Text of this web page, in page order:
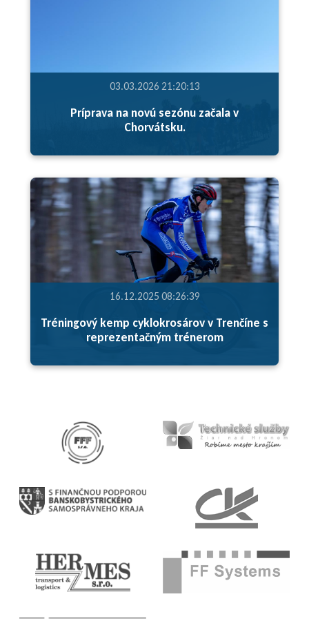
03.03.2026 21:20:13
Príprava na novú sezónu začala v
Chorvátsku.
16.12.2025 08:26:39
Tréningový kemp cyklokrosárov v Trenčíne s
reprezentačným trénerom